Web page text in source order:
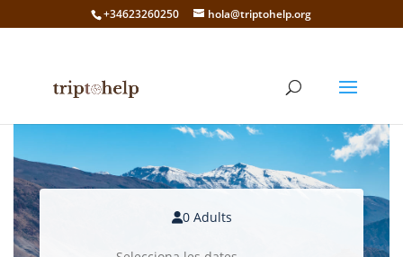
+34623260250 hola@triptohelp.org
0 Adults